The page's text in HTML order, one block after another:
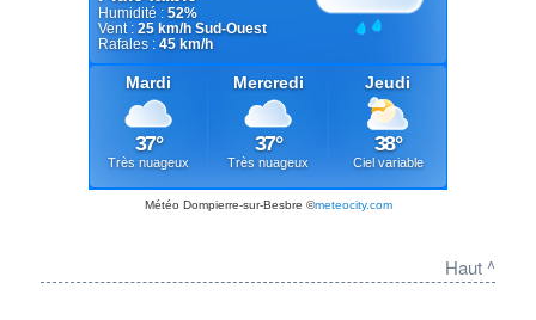
Météo Dompierre-sur-Besbre ©meteocity.com
Haut ^